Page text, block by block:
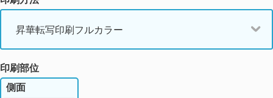
昇華転写印刷フルカラー
印刷部位
側面